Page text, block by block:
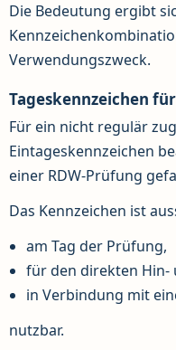
Die Bedeutung ergibt
Verwendungszweck.
Tageskennzeichen
Für ein nicht regulär
Eintageskennzeichen
einer RDW-Prüfung
Das Kennzeichen ist
am Tag der Prüfung,
für den direkten Hin-
in Verbindung mit
nutzbar.